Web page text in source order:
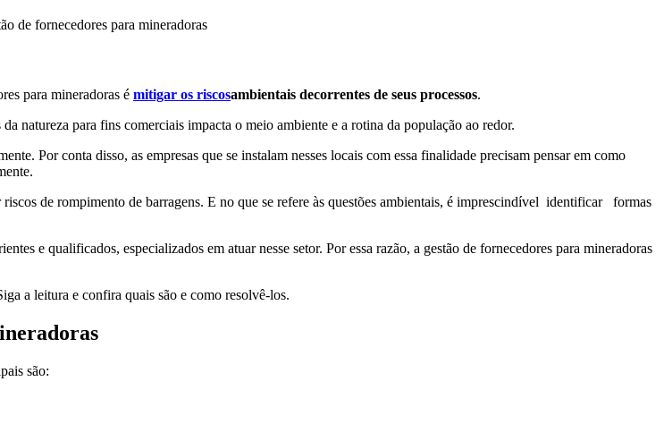
de fornecedores para mineradoras
para mineradoras é mitigar os riscosambientais decorrentes de seus processos.
natureza para fins comerciais impacta o meio ambiente e a rotina da população ao redor.
Por conta disso, as empresas que se instalam nesses locais com essa finalidade precisam pensar em como
de rompimento de barragens. E no que se refere às questões ambientais, é imprescindível identificar formas
e qualificados, especializados em atuar nesse setor. Por essa razão, a gestão de fornecedores para mineradoras
a leitura e confira quais são e como resolvê-los.
são: